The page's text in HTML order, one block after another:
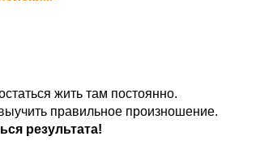
жить там постоянно.
правильное произношение.
результата!